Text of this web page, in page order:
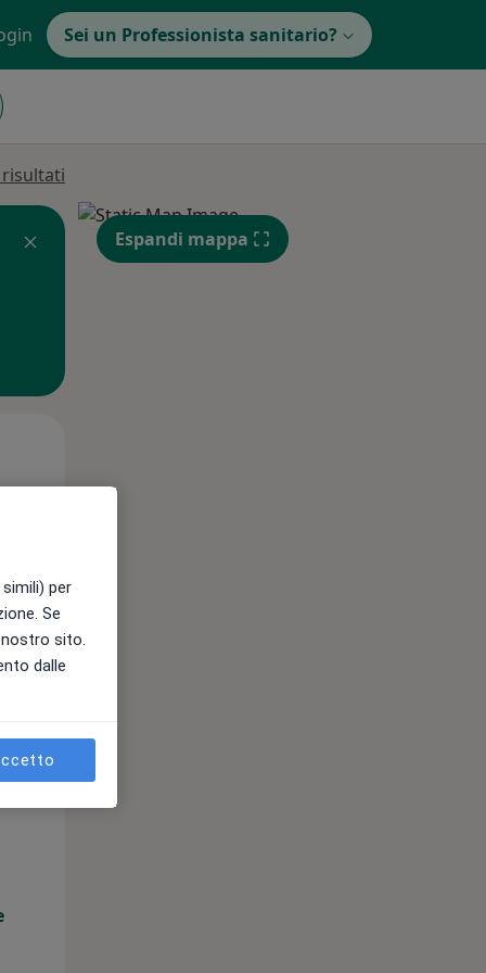
Sei un Professionista sanitario?
Gio,
Espandi mappa
per
Se
sito.
dalle